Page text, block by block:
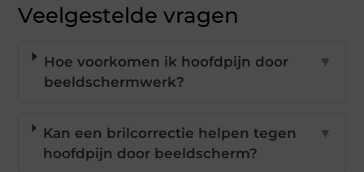
Veelgestelde vragen
Hoe voorkomen ik hoofdpijn door
beeldschermwerk?
▼
Kan een brilcorrectie helpen tegen
hoofdpijn door beeldscherm?
▼